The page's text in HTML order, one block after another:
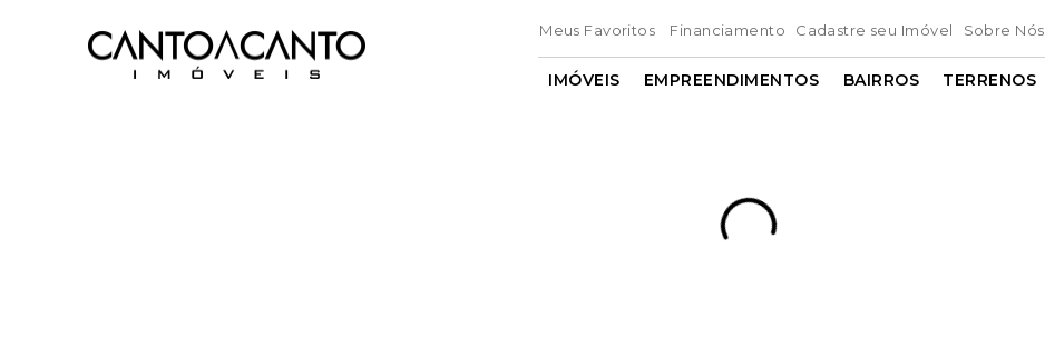
Meus Favoritos Financiamento Cadastre seu Imóvel Sobre Nós
IMÓVEIS EMPREENDIMENTOS BAIRROS TERRENOS